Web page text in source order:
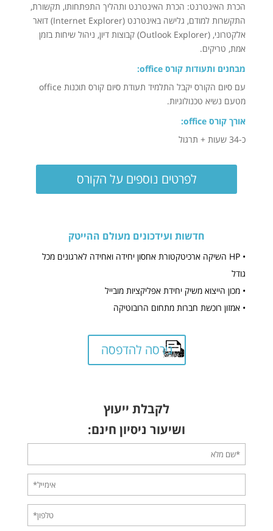
הכרת האינטרנט: הכרת האינטרנט ותהליך התפתחותו, תקשורת,
התקשרות למודם, גלישה באינטרנט (Internet Explorer) דואר
אלקטרוני, (Outlook Explorer) קבוצות דיון, ניהול שיחות בזמן
אמת, טריקים.
מבחנים ותעודות קורס office:
עם סיום הקורס יקבל התלמיד תעודת סיום קורס תוכנות office
מטעם נשיא טכנולוגיות.
אורך קורס office:
כ-34 שעות + תרגול
לפרטים נוספים על הקורס
חדשות ועידכונים מעולם ההייטק
• HP השיקה ארכיטקטורת אחסון יחידה ואחידה לארגונים מכל
גודל
• מכון הייצוא משיק יחידת אפליקציות מובייל
• אמזון רוכשת חברות מתחום הרובוטיקה
גירסה להדפסה
לקבלת ייעוץ
ושיעור ניסיון חינם: